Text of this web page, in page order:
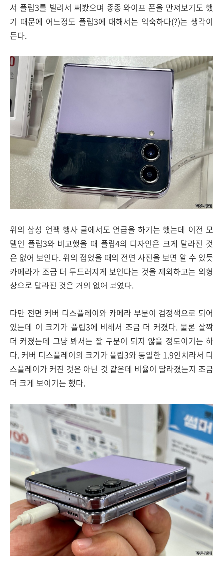
서 플립3를 빌려서 써봤으며 종종 와이프 폰을 만져보기도 했
기 때문에 어느정도 플립3에 대해서는 익숙하다(?)는 생각이
든다.
위의 삼성 언팩 행사 글에서도 언급을 하기는 했는데 이전 모
델인 플립3와 비교했을 때 플립4의 디자인은 크게 달라진 것
은 없어 보인다. 위의 접었을 때의 전면 사진을 보면 알 수 있듯
카메라가 조금 더 두드러지게 보인다는 것을 제외하고는 외형
상으로 달라진 것은 거의 없어 보였다.
다만 전면 커버 디스플레이와 카메라 부분이 검정색으로 되어
있는데 이 크기가 플립3에 비해서 조금 더 커졌다. 물론 살짝
더 커졌는데 그냥 봐서는 잘 구분이 되지 않을 정도이기는 하
다. 커버 디스플레이의 크기가 플립3와 동일한 1.9인치라서 디
스플레이가 커진 것은 아닌 것 같은데 비율이 달라졌는지 조금
더 크게 보이기는 했다.